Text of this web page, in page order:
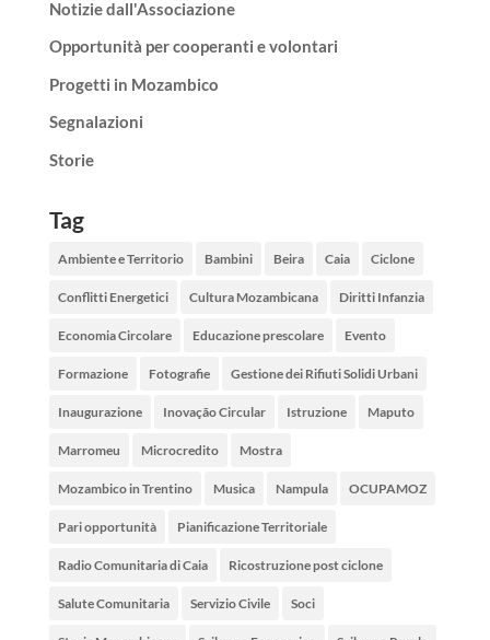
Notizie dall'Associazione
Opportunità per cooperanti e volontari
Progetti in Mozambico
Segnalazioni
Storie
Tag
Ambiente e Territorio Bambini Beira Caia Ciclone
Conflitti Energetici Cultura Mozambicana Diritti Infanzia
Economia Circolare Educazione prescolare Evento
Formazione Fotografie Gestione dei Rifiuti Solidi Urbani
Inaugurazione Inovação Circular Istruzione Maputo
Marromeu Microcredito Mostra
Mozambico in Trentino Musica Nampula OCUPAMOZ
Pari opportunità Pianificazione Territoriale
Radio Comunitaria di Caia Ricostruzione post ciclone
Salute Comunitaria Servizio Civile Soci